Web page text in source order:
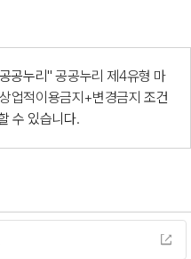
공누리"공공누리 제4유형 마
업적이용금지+변경금지 조건
수 있습니다.